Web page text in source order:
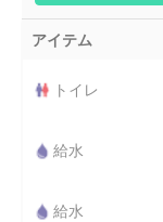
アイテム
トイレ
給水
給水